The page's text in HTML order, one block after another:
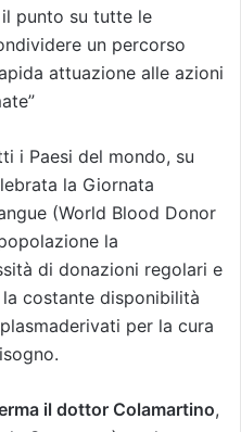
punto su tutte le
un percorso
attuazione alle azioni
i Paesi del mondo, su
la Giornata
(World Blood Donor
la
di donazioni regolari e
costante disponibilità
per la cura
il dottor Colamartino,